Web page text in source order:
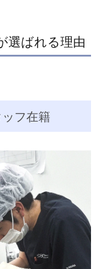
選ばれる理由
フ在籍